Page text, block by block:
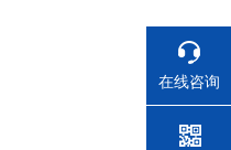
在线咨询